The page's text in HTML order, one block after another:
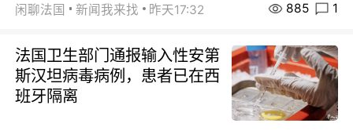
闲聊法国 新闻我来找 昨天17:32 885 1
法国卫生部门通报输入性安第
斯汉坦病毒病例，患者已在西
班牙隔离